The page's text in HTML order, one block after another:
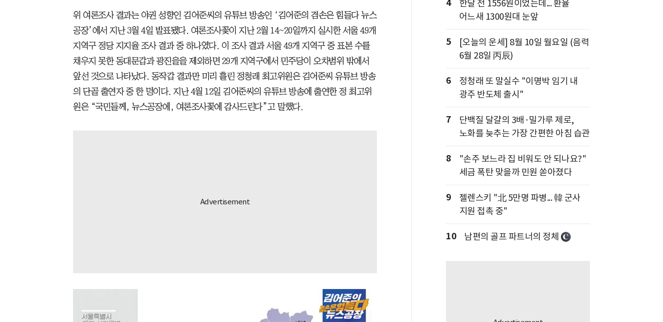
위 여론조사 결과는 야권 성향인 김어준씨의 유튜브 방송인 ‘김어준의 겸손은 힘들다 뉴스
공장’에서 지난 3월 4일 발표됐다. 여론조사꽃이 지난 2월 14~20일까지 실시한 서울 49개
지역구 정당 지지율 조사 결과 중 하나였다. 이 조사 결과 서울 49개 지역구 중 표본 수를
채우지 못한 동대문갑과 광진을을 제외하면 29개 지역구에서 민주당이 오차범위 밖에서
앞선 것으로 나타났다. 동작갑 결과만 미리 흘린 정청래 최고위원은 김어준씨 유튜브 방송
의 단골 출연자 중 한 명이다. 지난 4월 12일 김어준씨의 유튜브 방송에 출연한 정 최고위
원은 “국민들께, 뉴스공장에, 여론조사꽃에 감사드린다”고 말했다.
4
한달 전 1556원이었는데... 환율
어느새 1300원대 눈앞
5
[오늘의 운세] 8월 10일 월요일 (음력
6월 28일 丙辰)
6
정청래 또 말실수 "이명박 임기 내
광주 반도체 출시"
7
단백질 달걀의 3배·밀가루 제로,
노화를 늦추는 가장 간편한 아침 습관
8
"손주 보느라 집 비워도 안 되나요?"
세금 폭탄 맞을까 민원 쏟아졌다
9
젤렌스키 "北 5만명 파병... 韓 군사
지원 접촉 중"
10 남편의 골프 파트너의 정체